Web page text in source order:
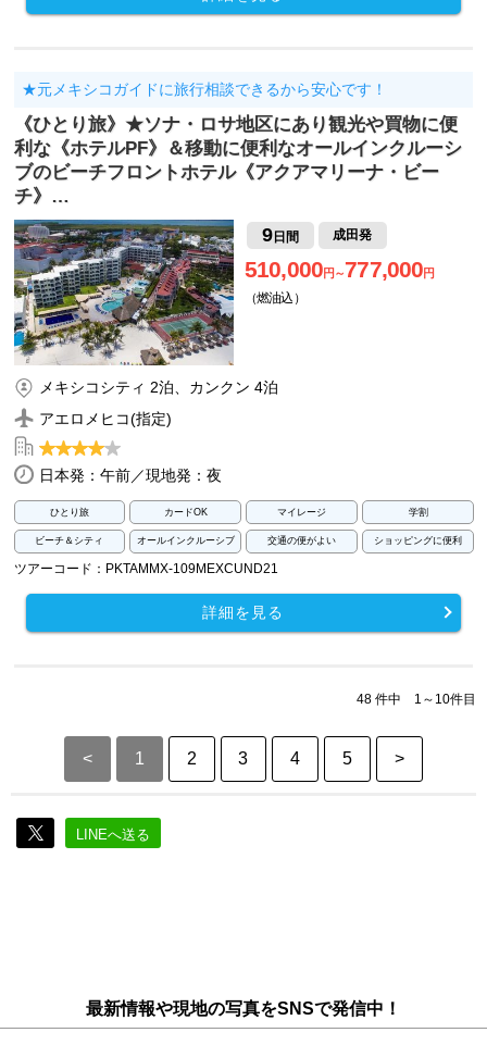
★元メキシコガイドに旅行相談できるから安心です！
《ひとり旅》★ソナ・ロサ地区にあり観光や買物に便
利な《ホテルPF》＆移動に便利なオールインクルーシ
ブのビーチフロントホテル《アクアマリーナ・ビー
チ》…
9日間 成田発
510,000円～777,000円
（燃油込）
メキシコシティ 2泊、カンクン 4泊
アエロメヒコ(指定)
日本発：午前／現地発：夜
ひとり旅 カードOK マイレージ 学割
ビーチ＆シティ オールインクルーシブ 交通の便がよい ショッピングに便利
ツアーコード：PKTAMMX-109MEXCUND21
詳細を見る
48 件中 1～10件目
< 1 2 3 4 5 >
LINEへ送る
最新情報や現地の写真をSNSで発信中！